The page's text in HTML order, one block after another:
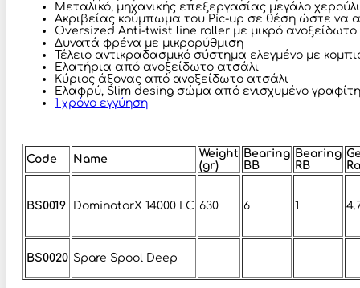
Μεταλικό, μηχανικής επεξεργασίας μεγάλο
Ακριβείας κούμπωμα του Pic-up σε θέση ώστε να
Oversized Αnti-twist line roller με μικρό
Δυνατά φρένα με μικρορύθμιση
Τέλειο αντικραδασμικό σύστημα ελεγμένο με
Ελατήρια από ανοξείδωτο ατσάλι
Κύριος άξονας από ανοξείδωτο ατσάλι
Ελαφρύ, Slim desing σώμα από ενισχυμένο γραφίτη
1 χρόνο εγγύηση
Code Name
Weight
(gr)
Bearing
BB
Bearing
RB
BS0019 DominatorX 14000 LC 630 6 1
BS0020 Spare Spool Deep